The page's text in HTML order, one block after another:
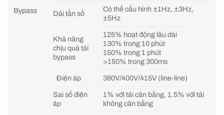
Bypass Dải tần số
Có thể cấu hình ±1Hz, ±3Hz,
±5Hz
Khả năng
chịu quá tải
bypass
125% hoạt động lâu dài
130% trong 10 phút
150% trong 1 phút
>150% trong 300ms
Điện áp 380V/400V/415V (line-line)
Sai số điện
áp
1% với tải cân bằng, 1.5% với tải
không cân bằng